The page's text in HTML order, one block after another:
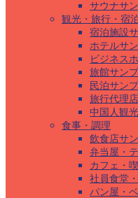
サウナサ
観光・旅行・宿
宿泊施設
ホテルサ
ビジネス
旅館サン
民泊サン
旅行代理
中国人観
食事・調理
飲食店サ
弁当屋・
カフェ・
社員食堂
パン屋・